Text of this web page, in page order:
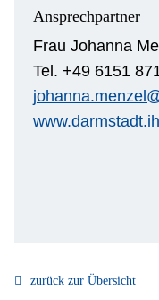
Ansprechpartner
Frau Johanna
Tel. +49 6151
zurück zur Übersicht